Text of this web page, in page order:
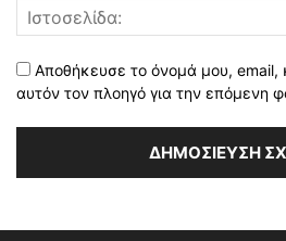
Αποθήκευσε το όνομά μου, email,
αυτόν τον πλοηγό για την επόμενη